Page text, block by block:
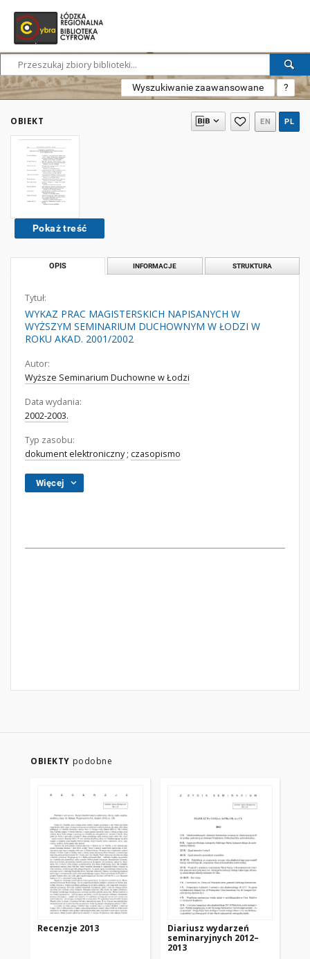
Wyszukiwanie zaawansowane ?
OBIEKT EN PL
Pokaż treść
OPIS INFORMACJE STRUKTURA
Tytuł:
WYKAZ PRAC MAGISTERSKICH NAPISANYCH W
WYŻSZYM SEMINARIUM DUCHOWNYM W ŁODZI W
ROKU AKAD. 2001/2002
Autor:
Wyższe Seminarium Duchowne w Łodzi
Data wydania:
2002-2003.
Typ zasobu:
dokument elektroniczny; czasopismo
Więcej
OBIEKTY podobne
Recenzje 2013
Diariusz wydarzeń
seminaryjnych 2012–
2013